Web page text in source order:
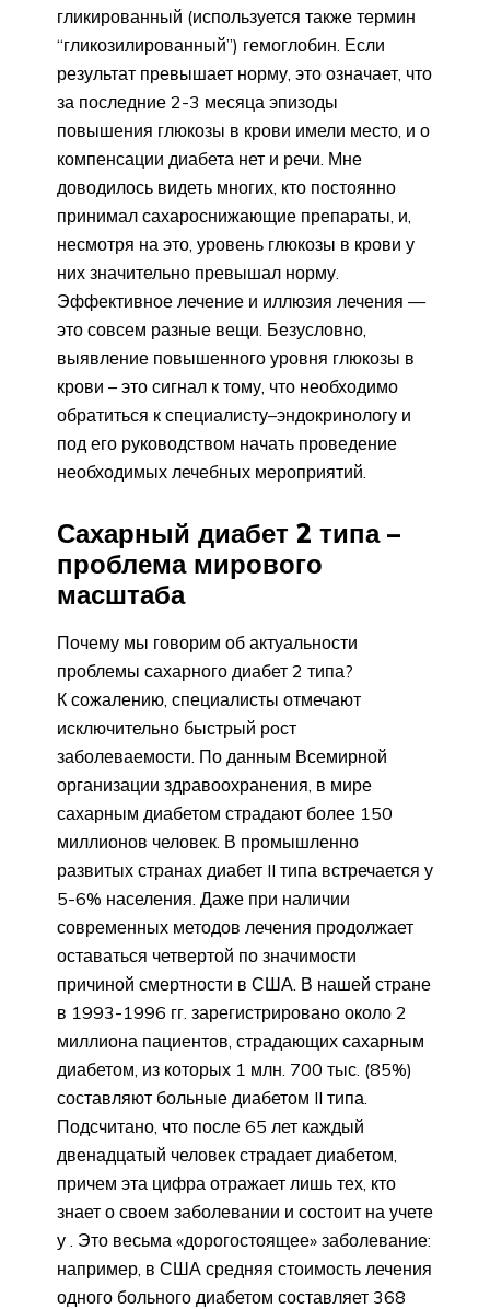
гликированный (используется также термин
“гликозилированный”) гемоглобин. Если
результат превышает норму, это означает, что
за последние 2-3 месяца эпизоды
повышения глюкозы в крови имели место, и о
компенсации диабета нет и речи. Мне
доводилось видеть многих, кто постоянно
принимал сахароснижающие препараты, и,
несмотря на это, уровень глюкозы в крови у
них значительно превышал норму.
Эффективное лечение и иллюзия лечения —
это совсем разные вещи. Безусловно,
выявление повышенного уровня глюкозы в
крови – это сигнал к тому, что необходимо
обратиться к специалисту–эндокринологу и
под его руководством начать проведение
необходимых лечебных мероприятий.
Сахарный диабет 2 типа –
проблема мирового
масштаба
Почему мы говорим об актуальности
проблемы сахарного диабет 2 типа?
К сожалению, специалисты отмечают
исключительно быстрый рост
заболеваемости. По данным Всемирной
организации здравоохранения, в мире
сахарным диабетом страдают более 150
миллионов человек. В промышленно
развитых странах диабет II типа встречается у
5-6% населения. Даже при наличии
современных методов лечения продолжает
оставаться четвертой по значимости
причиной смертности в США. В нашей стране
в 1993-1996 гг. зарегистрировано около 2
миллиона пациентов, страдающих сахарным
диабетом, из которых 1 млн. 700 тыс. (85%)
составляют больные диабетом II типа.
Подсчитано, что после 65 лет каждый
двенадцатый человек страдает диабетом,
причем эта цифра отражает лишь тех, кто
знает о своем заболевании и состоит на учете
у . Это весьма «дорогостоящее» заболевание:
например, в США средняя стоимость лечения
одного больного диабетом составляет 368